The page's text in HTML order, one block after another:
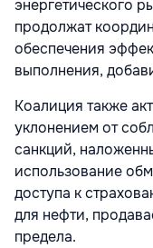
энергетического
продолжат
обеспечения
выполнения,
Коалиция также
уклонением от
санкций,
использование
доступа к
для нефти,
предела.